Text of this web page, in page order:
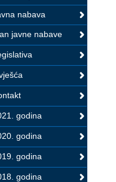
nabava
javne nabave
godina
godina
godina
godina